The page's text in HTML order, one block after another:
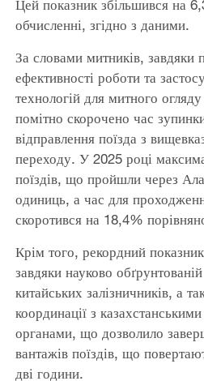
Цей показник збільшився на
обчисленні, згідно з даними.
За словами митників, завдяки
ефективності роботи та
технологій для митного
помітно скорочено час
відправлення поїзда з
переходу. У 2025 році
поїздів, що пройшли через
одиниць, а час для
скоротився на 18,4%
Крім того, рекордний
завдяки науково
китайських залізничників, а
координації з
органами, що дозволило
вантажів поїздів, що
дві години.